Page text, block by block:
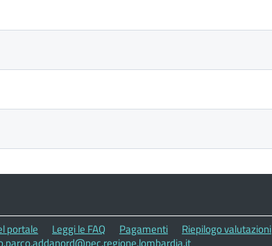
portale Leggi le FAQ Pagamenti
Riepilogo valutazioni